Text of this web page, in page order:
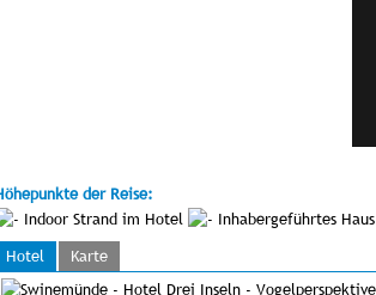
der Reise:
Indoor Strand im Hotel
Inhabergeführtes Haus
Hotel
Karte